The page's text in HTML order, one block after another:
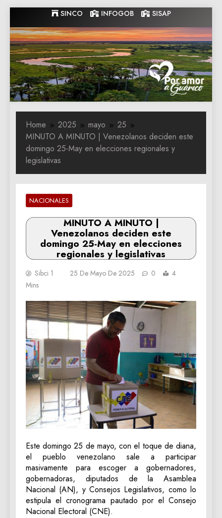
to
content
SINCO INFOGOB SISAP
Gobernacion
de Guarico
Gobernacion de Guarico
Home 2025 mayo
25
MINUTO A MINUTO | Venezolanos deciden este
domingo 25-May en elecciones regionales y
legislativas
NACIONALES
MINUTO A MINUTO |
Venezolanos deciden este
domingo 25-May en elecciones
regionales y legislativas
Sibci 1 25 De Mayo De 2025 0
4
Mins
Este domingo 25 de mayo, con el toque de diana,
el pueblo venezolano sale a participar
masivamente para escoger a gobernadores,
gobernadoras, diputados de la Asamblea
Nacional (AN), y Consejos Legislativos, como lo
estipula el cronograma pautado por el Consejo
Nacional Electoral (CNE).